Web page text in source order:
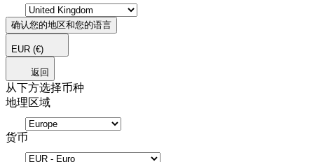
确认您的地区和您的语言
EUR (€)
返回
从下方选择币种
地理区域
货币